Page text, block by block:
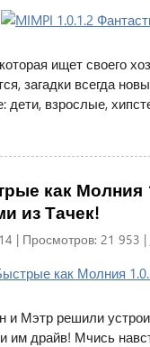
ищет своего
загадки всегда
дети, взрослые,
как Молния
из Тачек!
| Просмотров: 21 953 |
и Мэтр решили
им драйв! Мчись